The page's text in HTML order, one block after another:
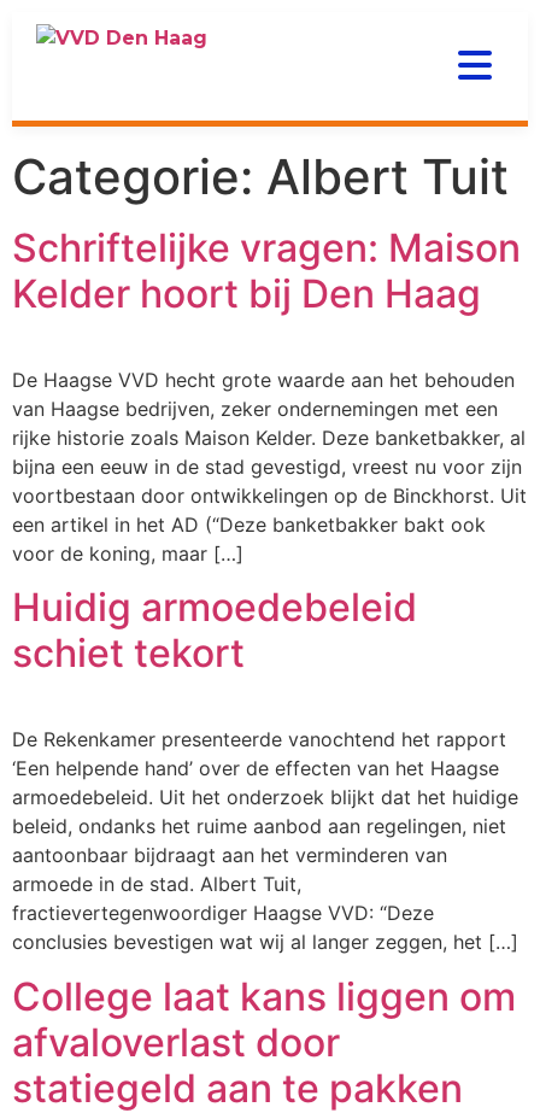
Categorie: Albert Tuit
Schriftelijke vragen: Maison
Kelder hoort bij Den Haag
De Haagse VVD hecht grote waarde aan het behouden
van Haagse bedrijven, zeker ondernemingen met een
rijke historie zoals Maison Kelder. Deze banketbakker, al
bijna een eeuw in de stad gevestigd, vreest nu voor zijn
voortbestaan door ontwikkelingen op de Binckhorst. Uit
een artikel in het AD (“Deze banketbakker bakt ook
voor de koning, maar […]
Huidig armoedebeleid
schiet tekort
De Rekenkamer presenteerde vanochtend het rapport
‘Een helpende hand’ over de effecten van het Haagse
armoedebeleid. Uit het onderzoek blijkt dat het huidige
beleid, ondanks het ruime aanbod aan regelingen, niet
aantoonbaar bijdraagt aan het verminderen van
armoede in de stad. Albert Tuit,
fractievertegenwoordiger Haagse VVD: “Deze
conclusies bevestigen wat wij al langer zeggen, het […]
College laat kans liggen om
afvaloverlast door
statiegeld aan te pakken